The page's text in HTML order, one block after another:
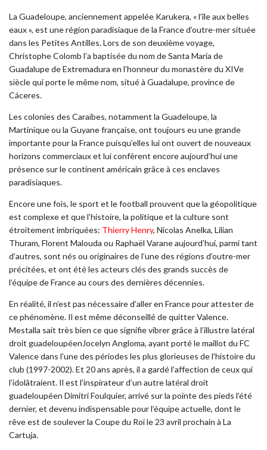
La Guadeloupe, anciennement appelée Karukera, « l’île aux belles
eaux », est une région paradisiaque de la France d’outre-mer située
dans les Petites Antilles. Lors de son deuxième voyage,
Christophe Colomb l’a baptisée du nom de Santa María de
Guadalupe de Extremadura en l’honneur du monastère du XIVe
siècle qui porte le même nom, situé à Guadalupe, province de
Cáceres.
Les colonies des Caraïbes, notamment la Guadeloupe, la
Martinique ou la Guyane française, ont toujours eu une grande
importante pour la France puisqu’elles lui ont ouvert de nouveaux
horizons commerciaux et lui confèrent encore aujourd’hui une
présence sur le continent américain grâce à ces enclaves
paradisiaques.
Encore une fois, le sport et le football prouvent que la géopolitique
est complexe et que l’histoire, la politique et la culture sont
étroitement imbriquées: Thierry Henry, Nicolas Anelka, Lilian
Thuram, Florent Malouda ou Raphaël Varane aujourd’hui, parmi tant
d’autres, sont nés ou originaires de l’une des régions d’outre-mer
précitées, et ont été les acteurs clés des grands succès de
l’équipe de France au cours des dernières décennies.
En réalité, il n’est pas nécessaire d’aller en France pour attester de
ce phénomène. Il est même déconseillé de quitter Valence.
Mestalla sait très bien ce que signifie vibrer grâce à l’illustre latéral
droit guadeloupéenJocelyn Angloma, ayant porté le maillot du FC
Valence dans l’une des périodes les plus glorieuses de l’histoire du
club (1997-2002). Et 20 ans après, il a gardé l’affection de ceux qui
l’idolâtraient. Il est l’inspirateur d’un autre latéral droit
guadeloupéen Dimitri Foulquier, arrivé sur la pointe des pieds l’été
dernier, et devenu indispensable pour l’équipe actuelle, dont le
rêve est de soulever la Coupe du Roi le 23 avril prochain à La
Cartuja.